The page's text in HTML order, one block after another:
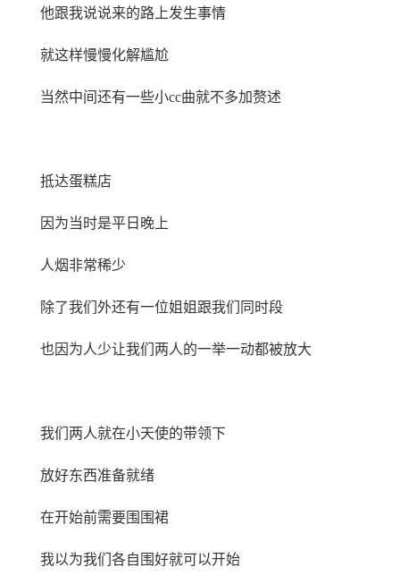
他跟我说说来的路上发生事情
就这样慢慢化解尴尬
当然中间还有一些小cc曲就不多加赘述
抵达蛋糕店
因为当时是平日晚上
人烟非常稀少
除了我们外还有一位姐姐跟我们同时段
也因为人少让我们两人的一举一动都被放大
我们两人就在小天使的带领下
放好东西准备就绪
在开始前需要围围裙
我以为我们各自围好就可以开始